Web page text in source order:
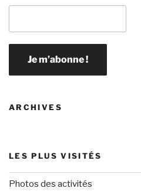
ARCHIVES
LES PLUS VISITÉS
Photos des activités